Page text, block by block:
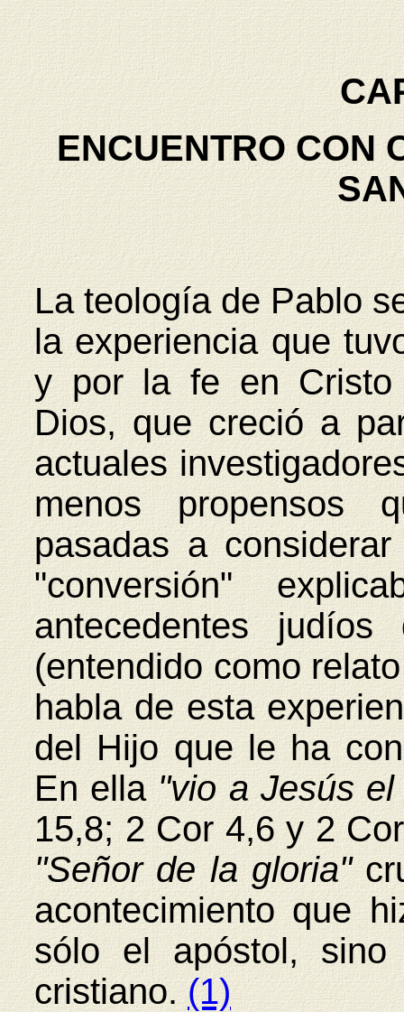
ENCUENTRO CON
La teología de Pablo
la experiencia que
y por la fe en Cristo
Dios, que creció a
actuales
menos propensos
pasadas a
"conversión"
antecedentes
(entendido como
habla de esta
del Hijo que le ha
En ella"vio a Jesús el
15,8; 2 Cor 4,6 y 2
"Señor de la gloria"
acontecimiento que
sólo el apóstol, sino
cristiano.(1)